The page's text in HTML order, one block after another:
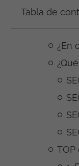
Tabla de
¿En
TOP